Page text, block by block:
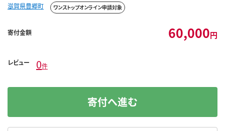
滋賀県豊郷町 ワンストップオンライン申請対象
寄付金額 60,000円
レビュー 0件
寄付へ進む